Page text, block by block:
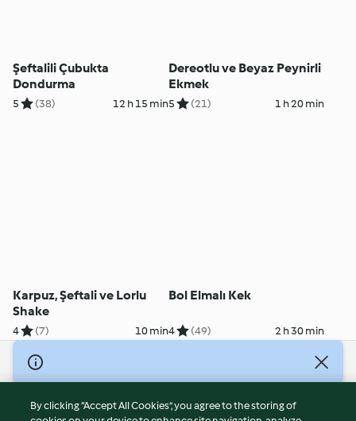
Şeftalili Çubukta
Dondurma
5 (38) 12 h 15 min
Dereotlu ve Beyaz Peynirli
Ekmek
5 (21) 1 h 20 min
Karpuz, Şeftali ve Lorlu
Shake
4 (7) 10 min
Bol Elmalı Kek
4 (49) 2 h 30 min
© Copyright 2026
Terms of Service
By clicking “Accept All Cookies”, you agree to the storing of